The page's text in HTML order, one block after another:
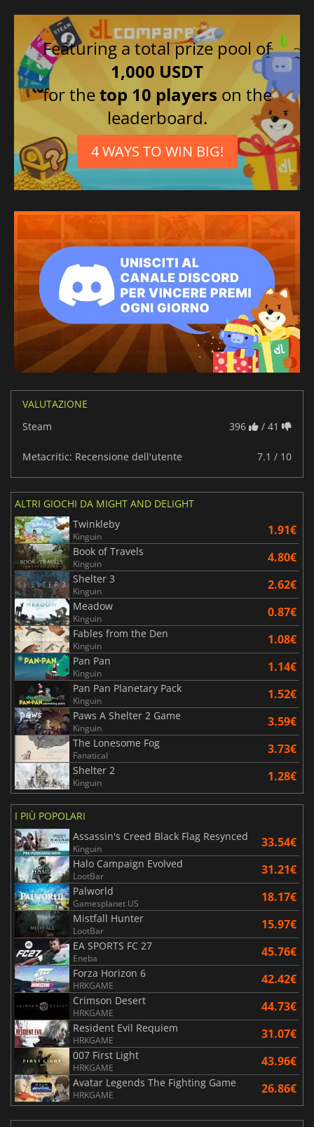
Featuring a total prize pool of
1,000 USDT
for thetop 10 players on the
leaderboard.
4 WAYS TO WIN BIG!
VALUTAZIONE
Steam
396 / 41
Metacritic: Recensione dell'utente 7.1 / 10
ALTRI GIOCHI DA MIGHT AND DELIGHT
Twinkleby
Kinguin 1.91€
Book of Travels
Kinguin 4.80€
Shelter 3
Kinguin 2.62€
Meadow
Kinguin 0.87€
Fables from the Den
Kinguin 1.08€
Pan Pan
Kinguin 1.14€
Pan Pan Planetary Pack
Kinguin 1.52€
Paws A Shelter 2 Game
Kinguin 3.59€
The Lonesome Fog
Fanatical 3.73€
Shelter 2
Kinguin 1.28€
I PIÙ POPOLARI
Assassin's Creed Black Flag Resynced
Kinguin 33.54€
Halo Campaign Evolved
LootBar 31.21€
Palworld
Gamesplanet US 18.17€
Mistfall Hunter
LootBar 15.97€
EA SPORTS FC 27
Eneba 45.76€
Forza Horizon 6
HRKGAME 42.42€
Crimson Desert
HRKGAME 44.73€
Resident Evil Requiem
HRKGAME 31.07€
007 First Light
HRKGAME 43.96€
Avatar Legends The Fighting Game
HRKGAME 26.86€